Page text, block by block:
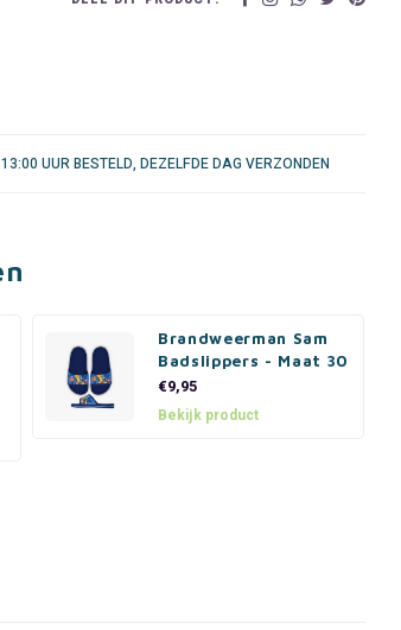
UUR BESTELD, DEZELFDE DAG VERZONDEN
Brandweerman Sam
Badslippers - Maat 30
€9,95
Bekijk product